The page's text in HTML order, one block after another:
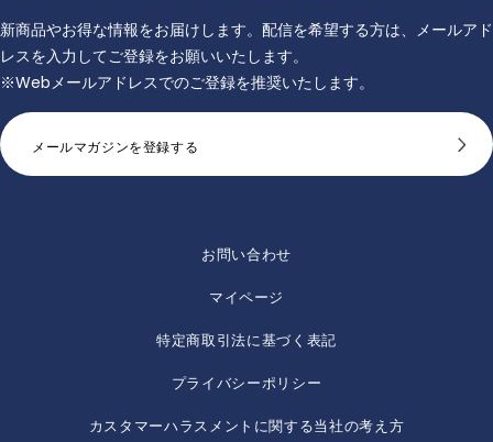
新商品やお得な情報をお届けします。配信を希望する方は、メールアド
レスを入力してご登録をお願いいたします。
※Webメールアドレスでのご登録を推奨いたします。
メールマガジンを登録する
お問い合わせ
マイページ
特定商取引法に基づく表記
プライバシーポリシー
カスタマーハラスメントに関する当社の考え方